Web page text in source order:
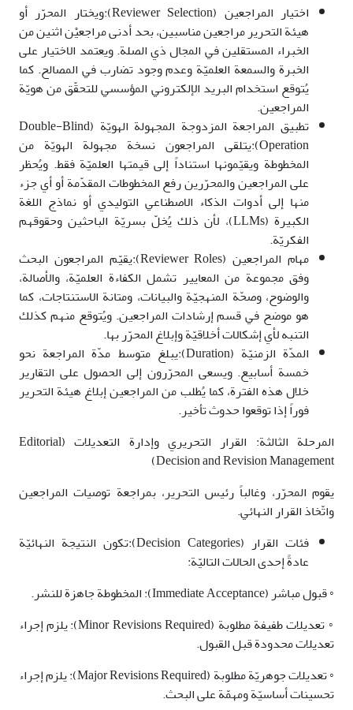
اختيار المراجعين (Reviewer Selection):ويختار المحرّر أو
هيئة التحرير مراجعين مناسبين، بحد أدنى مراجعيْن اثنين من
الخبراء المستقلين في المجال ذي الصلة. ويعتمد الاختيار على
الخبرة والسمعة العلميّة وعدم وجود تضارب في المصالح. كما
يُتوقع استخدام البريد الإلكتروني المؤسسي للتحقّق من هويّة
المراجعين.
تطبيق المراجعة المزدوجة المجهولة الهويّة (Double-Blind
Operation):يتلقى المراجعون نسخة مجهولة الهويّة من
المخطوطة ويقيّمونها استناداً إلى قيمتها العلميّة فقط. ويُحظر
على المراجعين والمحرّرين رفع المخطوطات المقدّمة أو أي جزء
منها إلى أدوات الذكاء الاصطناعي التوليدي أو نماذج اللغة
الكبيرة (LLMs)، لأن ذلك يُخلّ بسريّة الباحثين وحقوقهم
الفكريّة.
مهام المراجعين (Reviewer Roles):يقيّم المراجعون البحث
وفق مجموعة من المعايير تشمل الكفاءة العلميّة، والأصالة،
والوضوح، وصحّة المنهجيّة والبيانات، ومتانة الاستنتاجات، كما
هو موضح في قسم إرشادات المراجعين. ويُتوقع منهم كذلك
التنبه لأي إشكالات أخلاقيّة وإبلاغ المحرّر بها.
المدّة الزمنيّة (Duration):يبلغ متوسط مدّة المراجعة نحو
خمسة أسابيع. ويسعى المحرّرون إلى الحصول على التقارير
خلال هذه الفترة، كما يُطلب من المراجعين إبلاغ هيئة التحرير
فوراً إذا توقعوا حدوث تأخير.
المرحلة الثالثة: القرار التحريري وإدارة التعديلات (Editorial
Decision and Revision Management)
يقوم المحرّر، وغالباً رئيس التحرير، بمراجعة توصيات المراجعين
واتّخاذ القرار النهائي.
فئات القرار (Decision Categories):تكون النتيجة النهائيّة
عادةً إحدى الحالات التاليّة:
◦ قبول مباشر (Immediate Acceptance): المخطوطة جاهزة للنشر.
◦ تعديلات طفيفة مطلوبة (Minor Revisions Required): يلزم إجراء
تعديلات محدودة قبل القبول.
◦ تعديلات جوهريّة مطلوبة (Major Revisions Required): يلزم إجراء
تحسينات أساسيّة ومهمّة على البحث.